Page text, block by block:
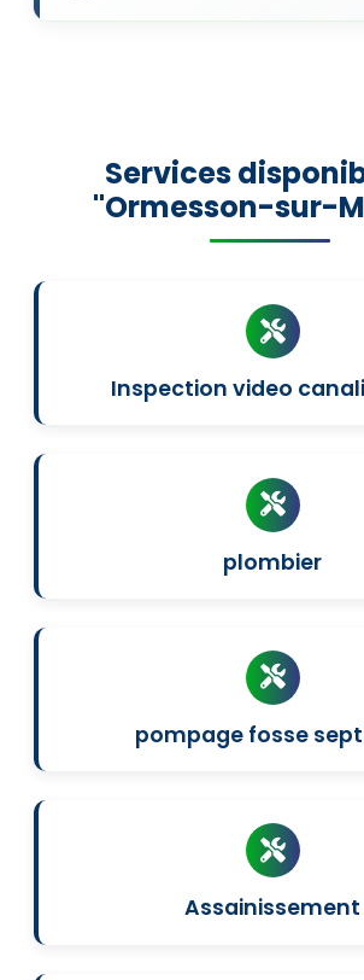
Services
"Ormesson-sur-
Inspection video
plombier
pompage fosse
Assainissement